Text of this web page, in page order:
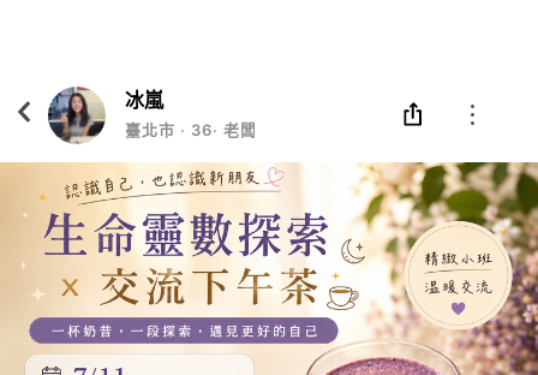
冰嵐
臺北市 ‧ 36‧ 老闆